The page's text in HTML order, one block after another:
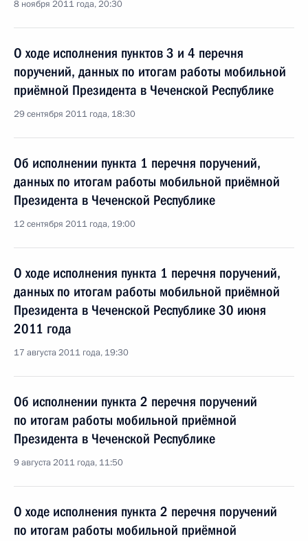
8 ноября 2011 года, 20:30
О ходе исполнения пунктов 3 и 4 перечня
поручений, данных по итогам работы мобильной
приёмной Президента в Чеченской Республике
29 сентября 2011 года, 18:30
Об исполнении пункта 1 перечня поручений,
данных по итогам работы мобильной приёмной
Президента в Чеченской Республике
12 сентября 2011 года, 19:00
О ходе исполнения пункта 1 перечня поручений,
данных по итогам работы мобильной приёмной
Президента в Чеченской Республике 30 июня
2011 года
17 августа 2011 года, 19:30
Об исполнении пункта 2 перечня поручений
по итогам работы мобильной приёмной
Президента в Чеченской Республике
9 августа 2011 года, 11:50
О ходе исполнения пункта 2 перечня поручений
по итогам работы мобильной приёмной